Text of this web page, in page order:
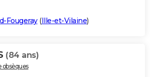
Fougeray(Ille-et-Vilaine)
(84 ans)